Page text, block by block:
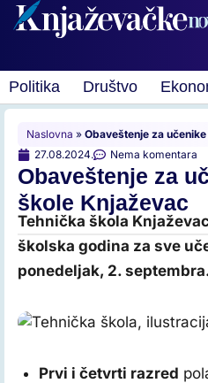
Politika Društvo
Naslovna » Obaveštenje za
27.08.2024.
Nema komentara
Obaveštenje za
škole Knjaževac
Tehnička škola
školska godina za sve
ponedeljak, 2.
Prvi i četvrti razred